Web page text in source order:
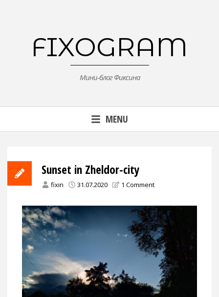
FIXOGRAM
Мини-блог Фиксина
MENU
Sunset in Zheldor-city
fixin 31.07.2020 1 Comment